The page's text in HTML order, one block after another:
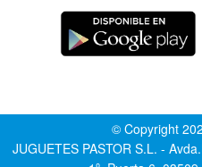
© Copyright
JUGUETES PASTOR S.L. -